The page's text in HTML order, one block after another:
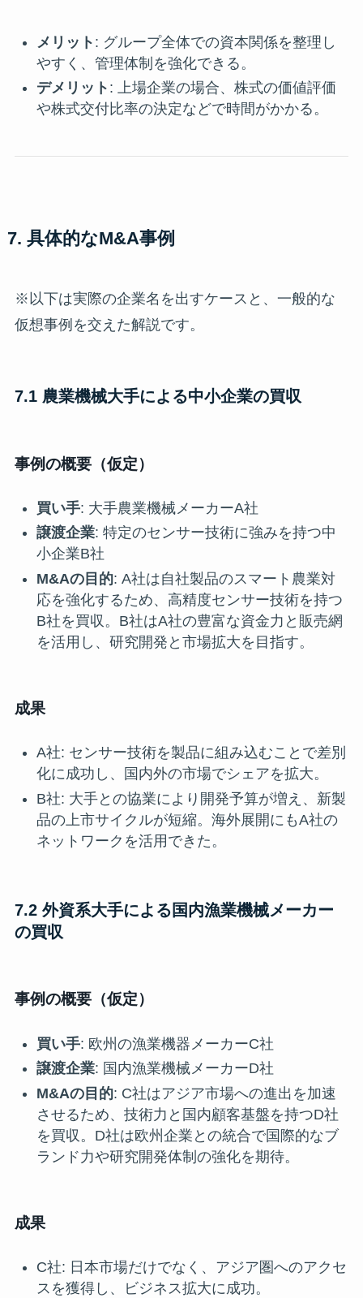
メリット : グループ全体での資本関係を整理し
やすく、管理体制を強化できる。
デメリット : 上場企業の場合、株式の価値評価
や株式交付比率の決定などで時間がかかる。
7. 具体的なM&A事例
※以下は実際の企業名を出すケースと、一般的な
仮想事例を交えた解説です。
7.1 農業機械大手による中小企業の買収
事例の概要（仮定）
買い手: 大手農業機械メーカーA社
譲渡企業: 特定のセンサー技術に強みを持つ中
小企業B社
M&Aの目的: A社は自社製品のスマート農業対
応を強化するため、高精度センサー技術を持つ
B社を買収。B社はA社の豊富な資金力と販売網
を活用し、研究開発と市場拡大を目指す。
成果
A社: センサー技術を製品に組み込むことで差別
化に成功し、国内外の市場でシェアを拡大。
B社: 大手との協業により開発予算が増え、新製
品の上市サイクルが短縮。海外展開にもA社の
ネットワークを活用できた。
7.2 外資系大手による国内漁業機械メーカー
の買収
事例の概要（仮定）
買い手: 欧州の漁業機器メーカーC社
譲渡企業: 国内漁業機械メーカーD社
M&Aの目的: C社はアジア市場への進出を加速
させるため、技術力と国内顧客基盤を持つD社
を買収。D社は欧州企業との統合で国際的なブ
ランド力や研究開発体制の強化を期待。
成果
C社: 日本市場だけでなく、アジア圏へのアクセ
スを獲得し、ビジネス拡大に成功。